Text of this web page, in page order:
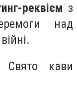
реквієм з
над
кави